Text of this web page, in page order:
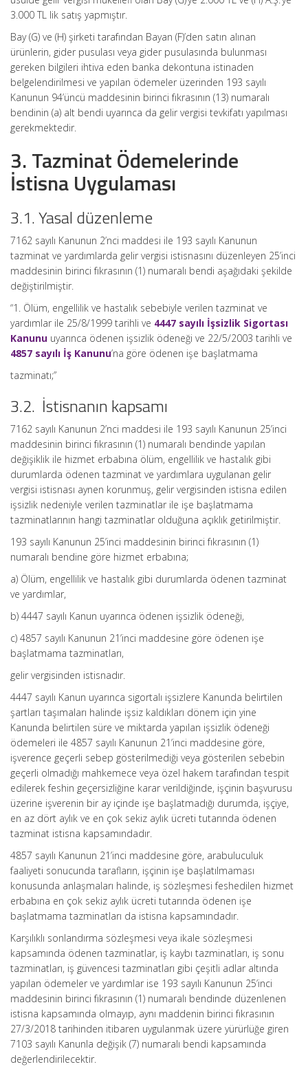
3.000 TL lik satış yapmıştır.
Bay (G) ve (H) şirketi tarafından Bayan (F)’den satın alınan
ürünlerin, gider pusulası veya gider pusulasında bulunması
gereken bilgileri ihtiva eden banka dekontuna istinaden
belgelendirilmesi ve yapılan ödemeler üzerinden 193 sayılı
Kanunun 94’üncü maddesinin birinci fıkrasının (13) numaralı
bendinin (a) alt bendi uyarınca da gelir vergisi tevkifatı yapılması
gerekmektedir.
3. Tazminat Ödemelerinde
İstisna Uygulaması
3.1. Yasal düzenleme
7162 sayılı Kanunun 2’nci maddesi ile 193 sayılı Kanunun
tazminat ve yardımlarda gelir vergisi istisnasını düzenleyen 25’inci
maddesinin birinci fıkrasının (1) numaralı bendi aşağıdaki şekilde
değiştirilmiştir.
“1. Ölüm, engellilik ve hastalık sebebiyle verilen tazminat ve
yardımlar ile 25/8/1999 tarihli ve 4447 sayılı İşsizlik Sigortası
Kanunu uyarınca ödenen işsizlik ödeneği ve 22/5/2003 tarihli ve
4857 sayılı İş Kanunu’na göre ödenen işe başlatmama
tazminatı;”
3.2. İstisnanın kapsamı
7162 sayılı Kanunun 2’nci maddesi ile 193 sayılı Kanunun 25’inci
maddesinin birinci fıkrasının (1) numaralı bendinde yapılan
değişiklik ile hizmet erbabına ölüm, engellilik ve hastalık gibi
durumlarda ödenen tazminat ve yardımlara uygulanan gelir
vergisi istisnası aynen korunmuş, gelir vergisinden istisna edilen
işsizlik nedeniyle verilen tazminatlar ile işe başlatmama
tazminatlarının hangi tazminatlar olduğuna açıklık getirilmiştir.
193 sayılı Kanunun 25’inci maddesinin birinci fıkrasının (1)
numaralı bendine göre hizmet erbabına;
a) Ölüm, engellilik ve hastalık gibi durumlarda ödenen tazminat
ve yardımlar,
b) 4447 sayılı Kanun uyarınca ödenen işsizlik ödeneği,
c) 4857 sayılı Kanunun 21’inci maddesine göre ödenen işe
başlatmama tazminatları,
gelir vergisinden istisnadır.
4447 sayılı Kanun uyarınca sigortalı işsizlere Kanunda belirtilen
şartları taşımaları halinde işsiz kaldıkları dönem için yine
Kanunda belirtilen süre ve miktarda yapılan işsizlik ödeneği
ödemeleri ile 4857 sayılı Kanunun 21’inci maddesine göre,
işverence geçerli sebep gösterilmediği veya gösterilen sebebin
geçerli olmadığı mahkemece veya özel hakem tarafından tespit
edilerek feshin geçersizliğine karar verildiğinde, işçinin başvurusu
üzerine işverenin bir ay içinde işe başlatmadığı durumda, işçiye,
en az dört aylık ve en çok sekiz aylık ücreti tutarında ödenen
tazminat istisna kapsamındadır.
4857 sayılı Kanunun 21’inci maddesine göre, arabuluculuk
faaliyeti sonucunda tarafların, işçinin işe başlatılmaması
konusunda anlaşmaları halinde, iş sözleşmesi feshedilen hizmet
erbabına en çok sekiz aylık ücreti tutarında ödenen işe
başlatmama tazminatları da istisna kapsamındadır.
Karşılıklı sonlandırma sözleşmesi veya ikale sözleşmesi
kapsamında ödenen tazminatlar, iş kaybı tazminatları, iş sonu
tazminatları, iş güvencesi tazminatları gibi çeşitli adlar altında
yapılan ödemeler ve yardımlar ise 193 sayılı Kanunun 25’inci
maddesinin birinci fıkrasının (1) numaralı bendinde düzenlenen
istisna kapsamında olmayıp, aynı maddenin birinci fıkrasının
27/3/2018 tarihinden itibaren uygulanmak üzere yürürlüğe giren
7103 sayılı Kanunla değişik (7) numaralı bendi kapsamında
değerlendirilecektir.